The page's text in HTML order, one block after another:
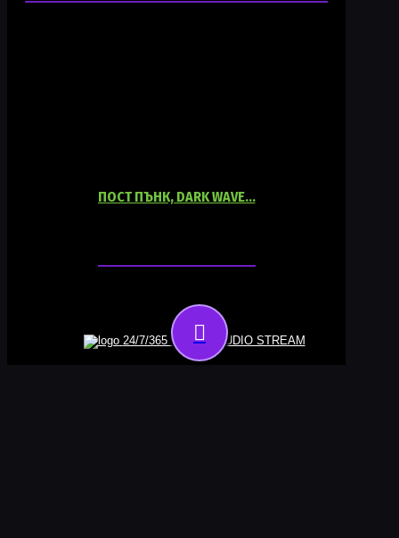
ПОСТ ПЪНК, DARK WAVE…
24/7/365 ONLINE AUDIO STREAM